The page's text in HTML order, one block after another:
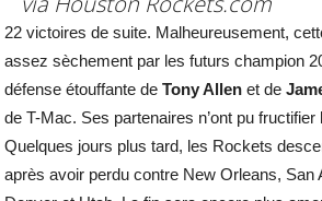
22 victoires de suite. Malheureusement,
assez sèchement par les futurs champion
défense étouffante deTony Allen et de
de T-Mac. Ses partenaires n’ont pu
Quelques jours plus tard, les Rockets
après avoir perdu contre New Orleans, San